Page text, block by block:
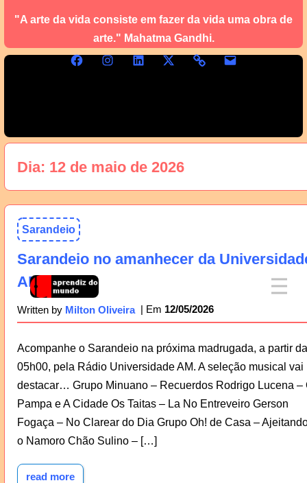
"A arte da vida consiste em fazer da vida uma obra de
arte." Mahatma Gandhi.
Dia: 12 de maio de 2026
Sarandeio
Sarandeio no amanhecer da
AM, 13/05
Written by Milton Oliveira 12/05/2026
Acompanhe o Sarandeio na próxima madrugada, a partir
05h00, pela Rádio Universidade AM. A seleção musical vai
destacar… Grupo Minuano – Recuerdos Rodrigo Lucena –
Pampa e A Cidade Os Taitas – La No Entreveiro Gerson
Fogaça – No Clarear do Dia Grupo Oh! de Casa –
o Namoro Chão Sulino – […]
read more